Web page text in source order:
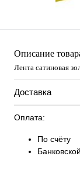
Описание
Лента сатиновая
Доставка
Оплата:
По счёту